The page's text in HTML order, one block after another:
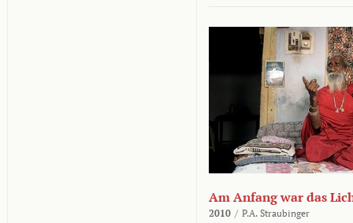
Am Anfang war das
2010 / P.A. Straubinger